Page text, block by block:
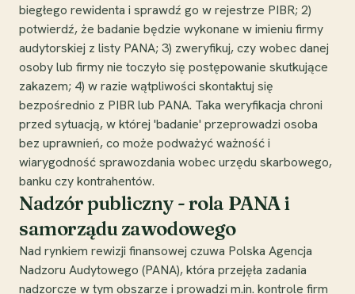
biegłego rewidenta i sprawdź go w rejestrze PIBR; 2)
potwierdź, że badanie będzie wykonane w imieniu firmy
audytorskiej z listy PANA; 3) zweryfikuj, czy wobec danej
osoby lub firmy nie toczyło się postępowanie skutkujące
zakazem; 4) w razie wątpliwości skontaktuj się
bezpośrednio z PIBR lub PANA. Taka weryfikacja chroni
przed sytuacją, w której 'badanie' przeprowadzi osoba
bez uprawnień, co może podważyć ważność i
wiarygodność sprawozdania wobec urzędu skarbowego,
banku czy kontrahentów.
Nadzór publiczny - rola PANA i
samorządu zawodowego
Nad rynkiem rewizji finansowej czuwa Polska Agencja
Nadzoru Audytowego (PANA), która przejęła zadania
nadzorcze w tym obszarze i prowadzi m.in. kontrole firm